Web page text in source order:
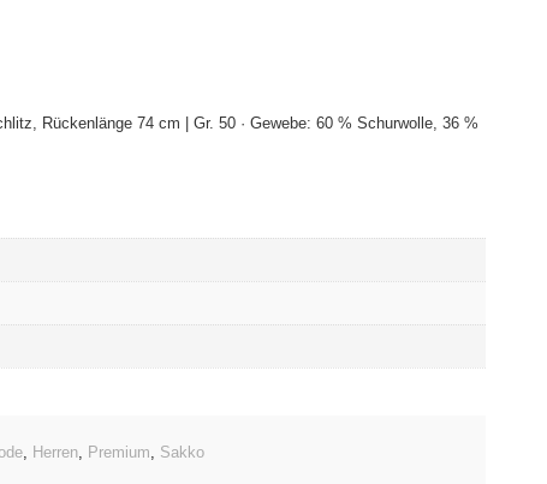
Rückenlänge 74 cm | Gr. 50 · Gewebe: 60 % Schurwolle, 36 %
, Herren, Premium, Sakko